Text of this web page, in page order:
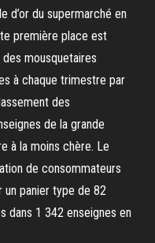
d’or du supermarché en
première place est
mousquetaires
à chaque trimestre par
des
de la grande
à la moins chère. Le
de consommateurs
un panier type de 82
dans 1 342 enseignes en